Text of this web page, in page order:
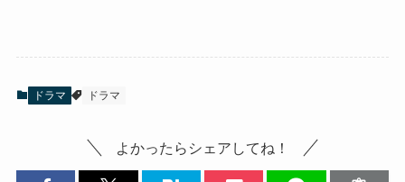
ドラマ ドラマ
よかったらシェアしてね！